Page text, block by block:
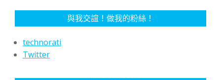
與我交誼！做我的粉絲！
technorati
Twitter